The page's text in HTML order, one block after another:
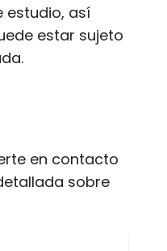
estudio, así
estar sujeto
en contacto
sobre